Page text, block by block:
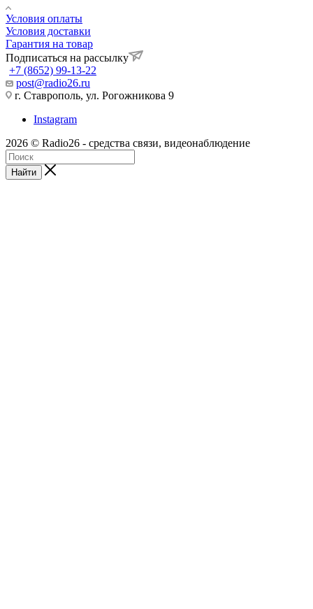
Условия оплаты
Условия доставки
Гарантия на товар
Подписаться на рассылку
+7 (8652) 99-13-22
post@radio26.ru
г. Ставрополь, ул. Рогожникова 9
Instagram
2026 © Radio26 - средства связи, видеонаблюдение
Найти